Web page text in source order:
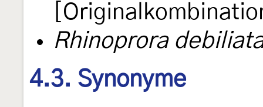
Rhinoprora
4.3. Synonyme